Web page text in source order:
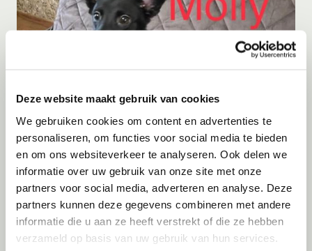
Deze website maakt gebruik van cookies
We gebruiken cookies om content en advertenties te
personaliseren, om functies voor social media te bieden
en om ons websiteverkeer te analyseren. Ook delen we
informatie over uw gebruik van onze site met onze
partners voor social media, adverteren en analyse. Deze
partners kunnen deze gegevens combineren met andere
informatie die u aan ze heeft verstrekt of die ze hebben
verzameld op basis van uw gebruik van hun services.
Adoptie 06-08-2026
Molly
Woluwe-Saint-Pierre